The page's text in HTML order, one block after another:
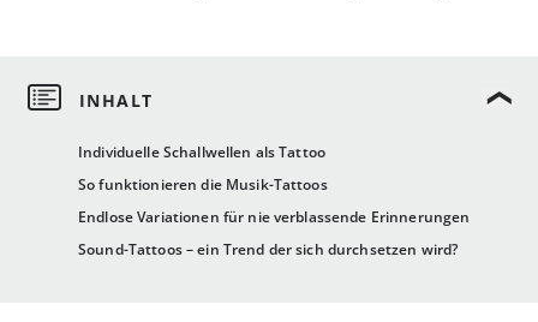
Individuelle Schallwellen als Tattoo
So funktionieren die Musik-Tattoos
Endlose Variationen für nie verblassende Erinnerungen
Sound-Tattoos – ein Trend der sich durchsetzen wird?